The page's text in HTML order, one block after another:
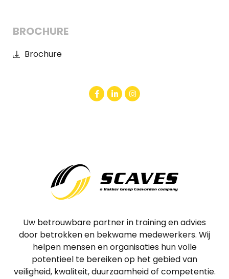
BROCHURE
Brochure
Uw betrouwbare partner in training en advies
door betrokken en bekwame medewerkers. Wij
helpen mensen en organisaties hun volle
potentieel te bereiken op het gebied van
veiligheid, kwaliteit, duurzaamheid of competentie.